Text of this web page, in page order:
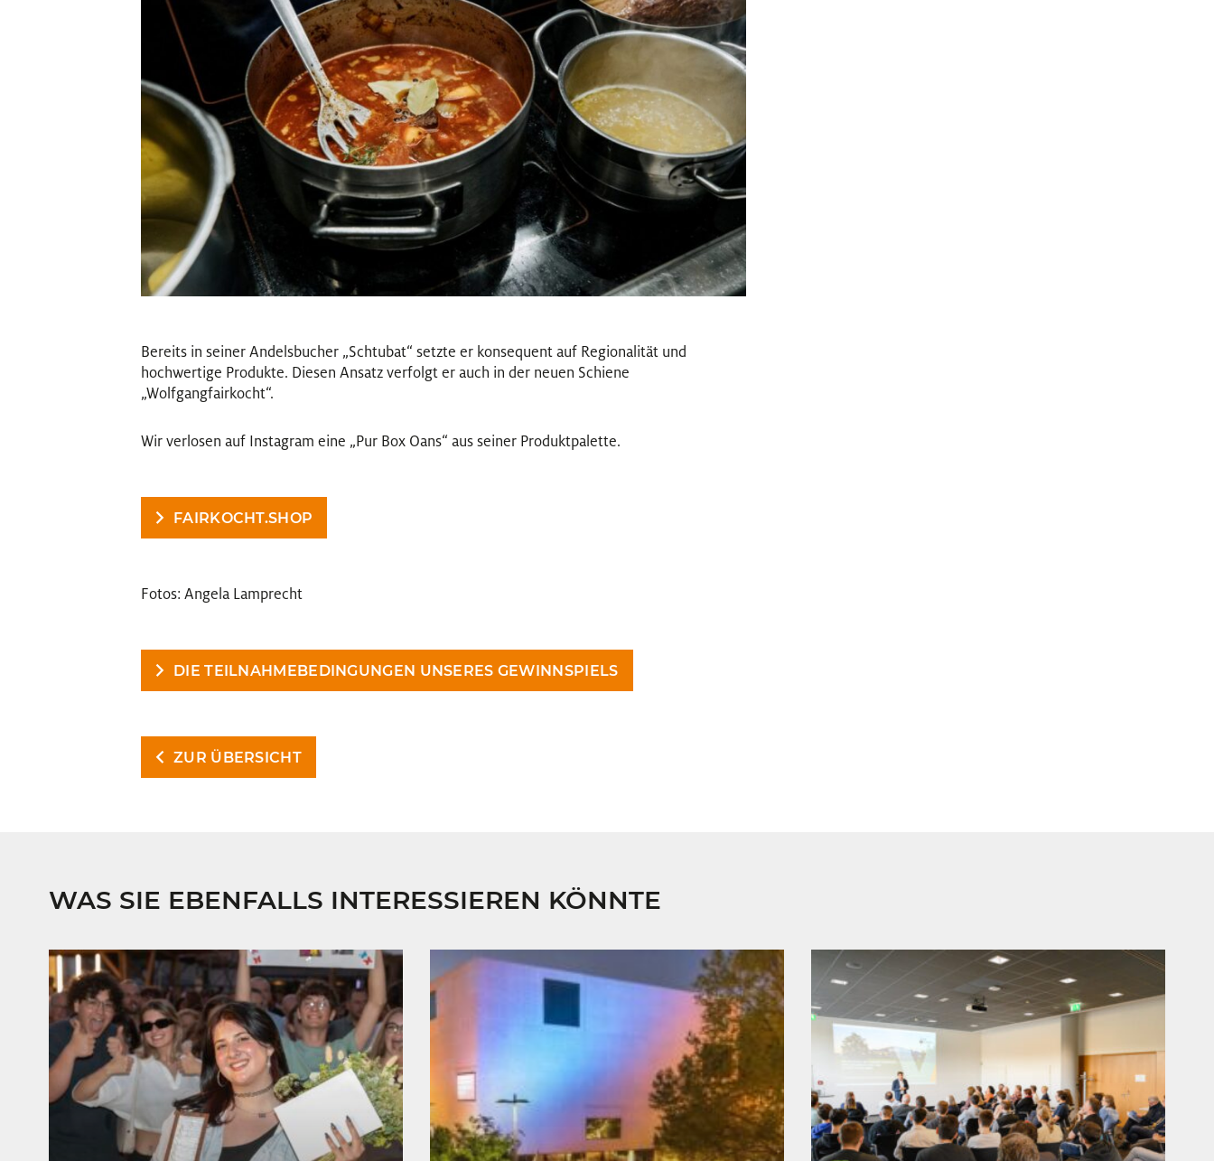
Bereits in seiner Andelsbucher „Schtubat“ setzte er konsequent auf Regionalität und
hochwertige Produkte. Diesen Ansatz verfolgt er auch in der neuen Schiene
„Wolfgangfairkocht“.
Wir verlosen auf Instagram eine „Pur Box Oans“ aus seiner Produktpalette.
FAIRKOCHT.SHOP
Fotos: Angela Lamprecht
DIE TEILNAHMEBEDINGUNGEN UNSERES GEWINNSPIELS
ZUR ÜBERSICHT
WAS SIE EBENFALLS INTERESSIEREN KÖNNTE